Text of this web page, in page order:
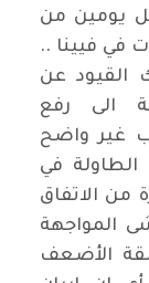
يومين من
في فيينا ..
القيود عن
الى رفع
غير واضح
في
من الاتفاق
المواجهة
الأضعف